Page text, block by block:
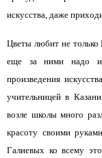
искусства, даже
Цветы любит не только
еще за ними надо и
произведения
учительницей в
возле школы много
красоту своими
Галиевых ко всему